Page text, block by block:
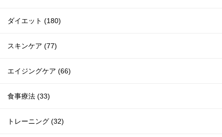
ダイエット (180)
スキンケア (77)
エイジングケア (66)
食事療法 (33)
トレーニング (32)